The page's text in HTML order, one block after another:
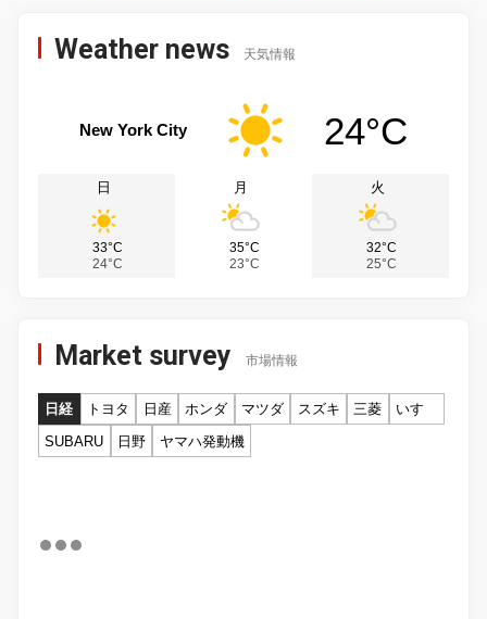
Weather news 天気情報
New York City 24°C
日
33°C
24°C
月
35°C
23°C
火
32°C
25°C
Market survey 市場情報
日経 トヨタ 日産 ホンダ マツダ スズキ 三菱
いすゞ
SUBARU
日野 ヤマハ発動機